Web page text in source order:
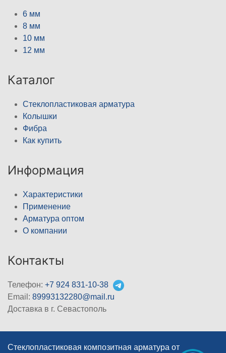
6 мм
8 мм
10 мм
12 мм
Каталог
Стеклопластиковая арматура
Колышки
Фибра
Как купить
Информация
Характеристики
Применение
Арматура оптом
О компании
Контакты
Телефон: +7 924 831-10-38
Email: 89993132280@mail.ru
Доставка в г. Севастополь
Стеклопластиковая композитная арматура от